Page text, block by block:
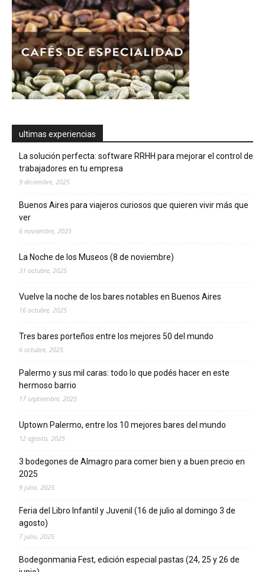
ultimas experiencias
La solución perfecta: software RRHH para mejorar el control de
trabajadores en tu empresa
9 diciembre, 2025
Buenos Aires para viajeros curiosos que quieren vivir más que
ver
6 noviembre, 2025
La Noche de los Museos (8 de noviembre)
31 octubre, 2025
Vuelve la noche de los bares notables en Buenos Aires
16 octubre, 2025
Tres bares porteños entre los mejores 50 del mundo
6 octubre, 2025
Palermo y sus mil caras: todo lo que podés hacer en este
hermoso barrio
17 septiembre, 2025
Uptown Palermo, entre los 10 mejores bares del mundo
12 agosto, 2025
3 bodegones de Almagro para comer bien y a buen precio en
2025
9 julio, 2025
Feria del Libro Infantil y Juvenil (16 de julio al domingo 3 de
agosto)
7 julio, 2025
Bodegonmania Fest, edición especial pastas (24, 25 y 26 de